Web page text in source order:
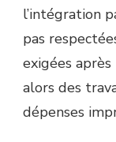
l’intégration
pas
exigées
alors des
dépenses